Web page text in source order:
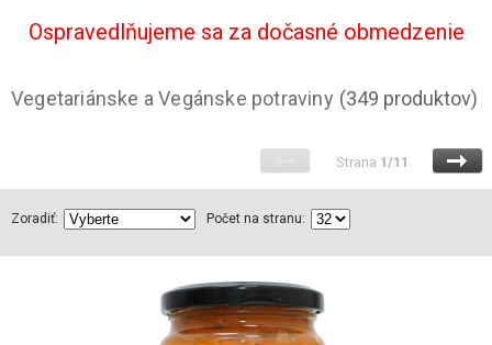
Ospravedlňujeme sa za dočasné obmedzenie
Vegetariánske a Vegánske potraviny (349 produktov)
Strana 1/11
Zoradiť: Počet na stranu: